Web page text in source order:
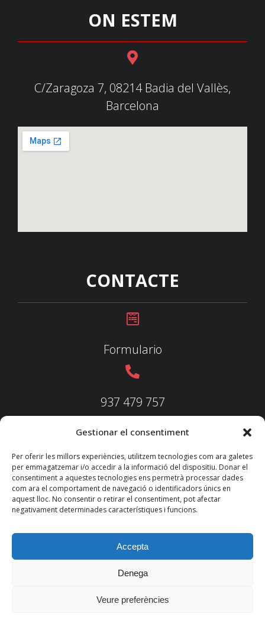
Gestionar el consentiment
Per oferir les millors experiències, utilitzem tecnologies com ara galetes
per emmagatzemar i/o accedir a la informació del dispositiu. Donar el
consentiment a aquestes tecnologies ens permetrà processar dades
com ara el comportament de navegació o identificadors únics en
aquest lloc. No consentir o retirar el consentiment, pot afectar
negativament determinades característiques i funcions.
Accepta
Denega
Veure preferències
ON ESTEM
C/Zaragoza 7, 08214 Badia del Vallès,
Barcelona
CONTACTE
Formulario
937 479 757
937 479 758
federacio@fedecatjudo.cat
Consultores S.L.